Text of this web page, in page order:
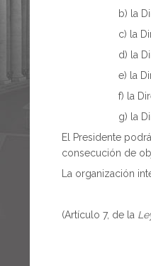
b) la
c) la
d) la
e) la
f) la
g) la
El Presidente
consecución de
La organización
(Artículo 7, de la